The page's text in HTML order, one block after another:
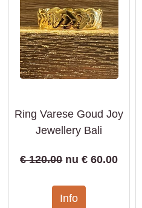
Ring Varese Goud Joy
Jewellery Bali
€ 120.00nu €60.00